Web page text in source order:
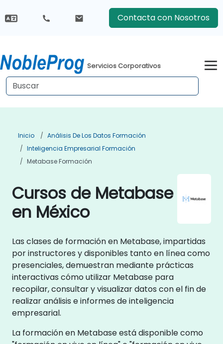
Contacta con Nosotros
Servicios Corporativos
Inicio
Análisis De Los Datos Formación
Inteligencia Empresarial Formación
Metabase Formación
Cursos de Metabase
en México
Las clases de formación en Metabase, impartidas
por instructores y disponibles tanto en línea como
presenciales, demuestran mediante prácticas
interactivas cómo utilizar Metabase para
recopilar, consultar y visualizar datos con el fin de
realizar análisis e informes de inteligencia
empresarial.
La formación en Metabase está disponible como